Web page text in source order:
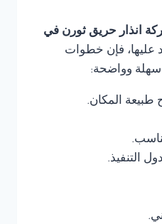
انذار حريق ثورن في
عليها، فإن خطوات
سهلة وواضحة:
المكان.
التنفيذ.